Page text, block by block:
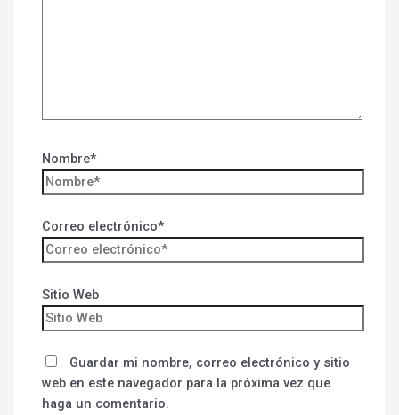
Nombre*
Correo electrónico*
Sitio Web
Guardar mi nombre, correo electrónico y sitio
web en este navegador para la próxima vez que
haga un comentario.